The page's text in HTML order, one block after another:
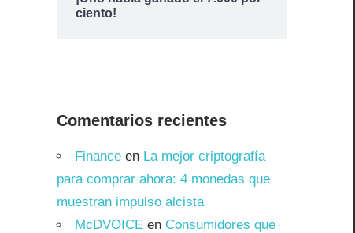
ciento!
Comentarios recientes
Financeen La mejor criptografía
para comprar ahora: 4 monedas que
muestran impulso alcista
McDVOICEen Consumidores que